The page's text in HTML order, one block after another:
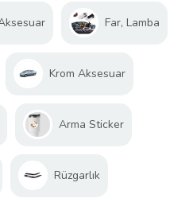
Far, Lamba
Krom Aksesuar
Arma Sticker
Rüzgarlık